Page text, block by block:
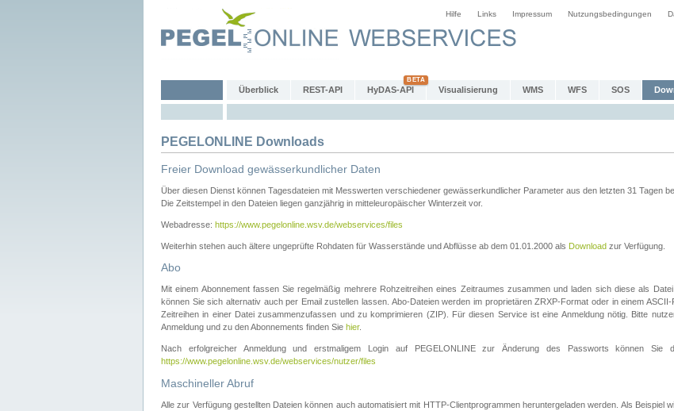
Hilfe Links Impressum Nutzungsbedingungen
Überblick REST-API HyDAS-API Visualisierung WMS WFS SOS
PEGELONLINE Downloads
Freier Download gewässerkundlicher Daten
Über diesen Dienst können Tagesdateien mit Messwerten verschiedener gewässerkundlicher Parameter aus den letzten 31 Tagen
Die Zeitstempel in den Dateien liegen ganzjährig in mitteleuropäischer Winterzeit vor.
Webadresse: https://www.pegelonline.wsv.de/webservices/files
Weiterhin stehen auch ältere ungeprüfte Rohdaten für Wasserstände und Abflüsse ab dem 01.01.2000 als Download zur Verfügung.
Abo
Mit einem Abonnement fassen Sie regelmäßig mehrere Rohzeitreihen eines Zeitraumes zusammen und laden sich diese als
können Sie sich alternativ auch per Email zustellen lassen. Abo-Dateien werden im proprietären ZRXP-Format oder in einem
Zeitreihen in einer Datei zusammenzufassen und zu komprimieren (ZIP). Für diesen Service ist eine Anmeldung nötig. Bitte
Anmeldung und zu den Abonnements finden Sie hier.
Nach erfolgreicher Anmeldung und erstmaligem Login auf PEGELONLINE zur Änderung des Passworts können Sie
https://www.pegelonline.wsv.de/webservices/nutzer/files
Maschineller Abruf
Alle zur Verfügung gestellten Dateien können auch automatisiert mit HTTP-Clientprogrammen heruntergeladen werden. Als